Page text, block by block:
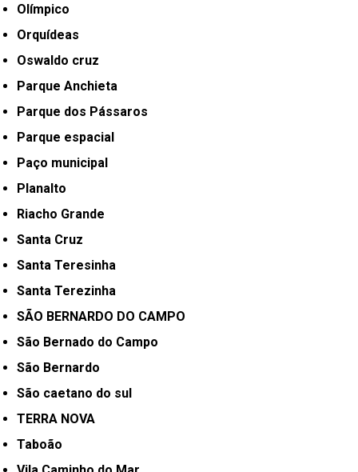
Olímpico
Orquídeas
Oswaldo cruz
Parque Anchieta
Parque dos Pássaros
Parque espacial
Paço municipal
Planalto
Riacho Grande
Santa Cruz
Santa Teresinha
Santa Terezinha
SÃO BERNARDO DO CAMPO
São Bernado do Campo
São Bernardo
São caetano do sul
TERRA NOVA
Taboão